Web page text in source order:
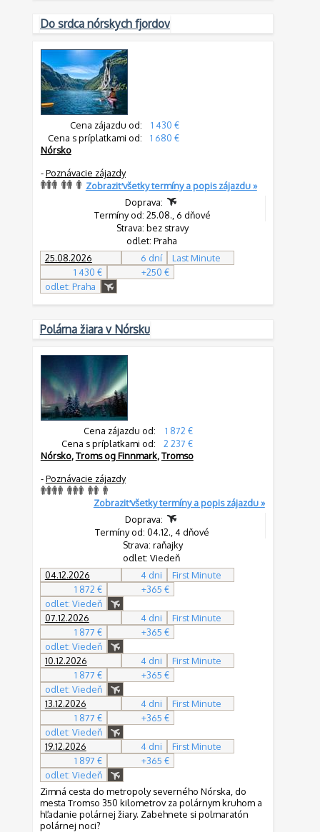
Do srdca nórskych fjordov
Cena zájazdu od:
1 430 €
Cena s príplatkami od:
1 680 €
Nórsko
-Poznávacie zájazdy
Zobraziť všetky termíny a popis zájazdu »
Doprava:
Termíny od: 25.08., 6 dňové
Strava: bez stravy
odlet: Praha
25.08.2026
6 dní
Last Minute
1 430 €
+250 €
odlet: Praha
Polárna žiara v Nórsku
Cena zájazdu od:
1 872 €
Cena s príplatkami od:
2 237 €
Nórsko,Troms og Finnmark,Tromso
-Poznávacie zájazdy
Zobraziť všetky termíny a popis zájazdu »
Doprava:
Termíny od: 04.12., 4 dňové
Strava: raňajky
odlet: Viedeň
04.12.2026
4 dni
First Minute
1 872 €
+365 €
odlet: Viedeň
07.12.2026
4 dni
First Minute
1 877 €
+365 €
odlet: Viedeň
10.12.2026
4 dni
First Minute
1 877 €
+365 €
odlet: Viedeň
13.12.2026
4 dni
First Minute
1 877 €
+365 €
odlet: Viedeň
19.12.2026
4 dni
First Minute
1 897 €
+365 €
odlet: Viedeň
Zimná cesta do metropoly severného Nórska, do
mesta Tromso 350 kilometrov za polárnym kruhom a
hľadanie polárnej žiary. Zabehnete si polmaratón
polárnej noci?